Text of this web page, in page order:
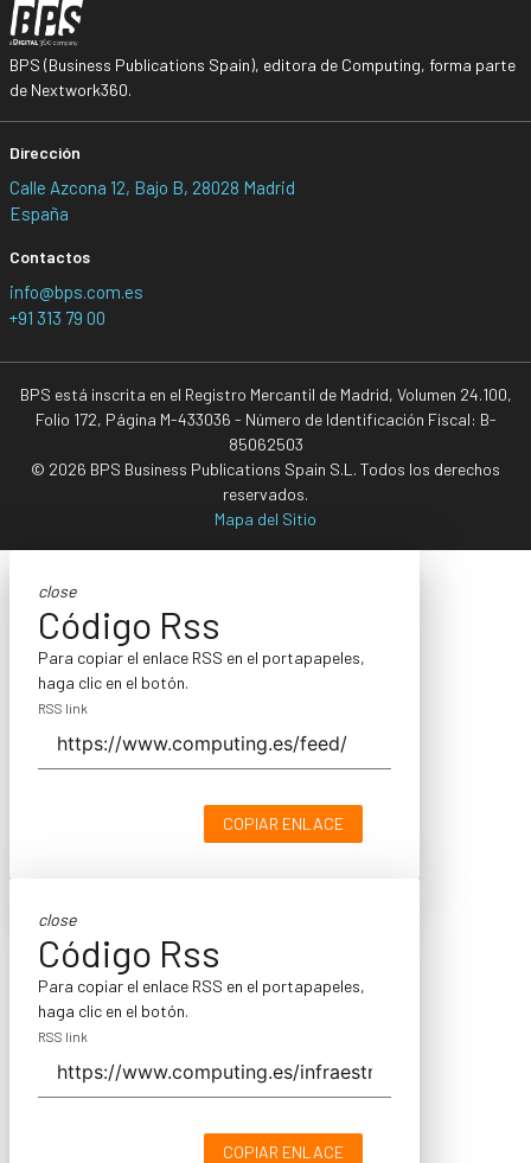
BPS (Business Publications Spain), editora de Computing, forma parte
de Nextwork360.
Dirección
Calle Azcona 12, Bajo B, 28028 Madrid
España
Contactos
info@bps.com.es
+91 313 79 00
BPS está inscrita en el Registro Mercantil de Madrid, Volumen 24.100,
Folio 172, Página M-433036 - Número de Identificación Fiscal: B-
85062503
© 2026 BPS Business Publications Spain S.L. Todos los derechos
reservados.
Mapa del Sitio
close
Código Rss
Para copiar el enlace RSS en el portapapeles,
haga clic en el botón.
RSS link
COPIAR ENLACE
close
Código Rss
Para copiar el enlace RSS en el portapapeles,
haga clic en el botón.
RSS link
COPIAR ENLACE